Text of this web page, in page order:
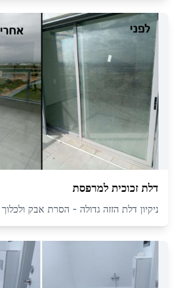
דלת זכוכית למרפסת
ניקיון דלת הזזה גדולה - הסרת אבק ולכלוך